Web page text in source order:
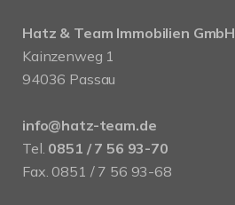
Hatz & Team Immobilien GmbH
Kainzenweg 1
94036 Passau
info@hatz-team.de
Tel. 0851 / 7 56 93-70
Fax. 0851 / 7 56 93-68